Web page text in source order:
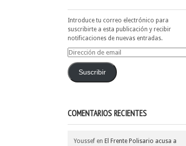
Introduce tu correo electrónico para
suscribirte a esta publicación y recibir
notificaciones de nuevas entradas.
Dirección
emailSuscribir
COMENTARIOS RECIENTES
Youssef en El Frente Polisario acusa a